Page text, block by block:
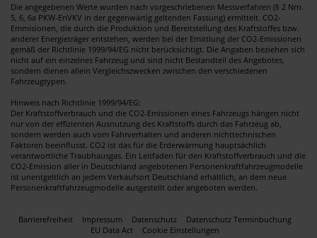
Die angegebenen Werte wurden nach vorgeschriebenen Messverfahren (§ 2 Nrn.
5, 6, 6a PKW-EnVKV in der gegenwärtig geltenden Fassung) ermittelt. CO2-
Emmisionen, die durch die Produktion und Bereitstellung des Kraftstoffes bzw.
anderer Energieträger entstehen, werden bei der Emittlung der CO2-Emissionen
gemäß der Richtlinie 1999/94/EG nicht berücksichtigt. Die Angaben beziehen sich
nicht auf ein einzelnes Fahrzeug und sind nicht Bestandteil des Angebotes,
sondern dienen allein Vergleichszwecken zwischen den verschiedenen
Fahrzeugtypen.
Hinweis nach Richtlinie 1999/94/EG:
Der Kraftstoffverbrauch und die CO2-Emissionen eines Fahrzeugs hängen nicht
nur von der effizienten Ausnutzung des Kraftstoffs durch das Fahrzeug ab,
sondern werden auch vom Fahrverhalten und anderen nichttechnischen
Faktoren beeinflusst. CO2 ist das für die Erderwärmung hauptsächlich
verantwortliche Traubhausgas. Ein Leitfaden für den Kraftstoffverbrauch und die
CO2-Emission aller in Deutschland angebotenen Personenkraftfahrzeugmodelle
ist unentgeltlich an jedem Verkaufsort Deutschland erhältlich, an dem neue
Personenkraftfahrzeugmodelle ausgestellt oder angeboten werden.
Barrierefreiheit Impressum Datenschutz
Datenschutz Terminbuchung
EU Data Act
Cookie Einstellungen